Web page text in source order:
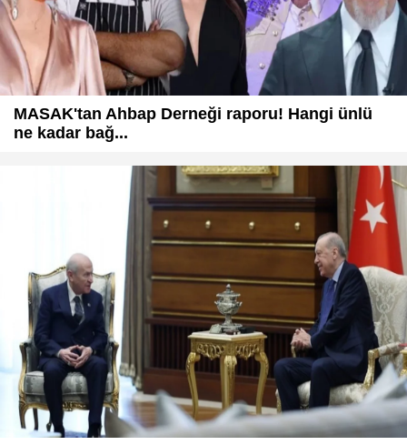
MASAK'tan Ahbap Derneği raporu! Hangi ünlü
ne kadar bağ...